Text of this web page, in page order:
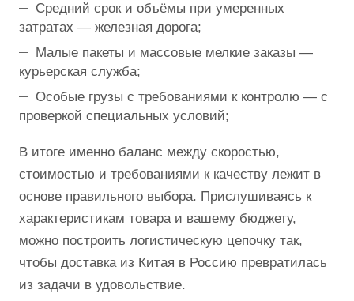
Средний срок и объёмы при умеренных
затратах — железная дорога;
Малые пакеты и массовые мелкие заказы —
курьерская служба;
Особые грузы с требованиями к контролю — с
проверкой специальных условий;
В итоге именно баланс между скоростью,
стоимостью и требованиями к качеству лежит в
основе правильного выбора. Прислушиваясь к
характеристикам товара и вашему бюджету,
можно построить логистическую цепочку так,
чтобы доставка из Китая в Россию превратилась
из задачи в удовольствие.